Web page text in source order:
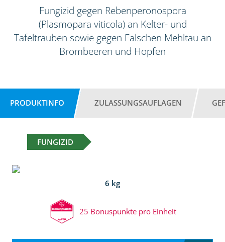
Fungizid gegen Rebenperonospora
(Plasmopara viticola) an Kelter- und
Tafeltrauben sowie gegen Falschen Mehltau an
Brombeeren und Hopfen
PRODUKTINFO ZULASSUNGSAUFLAGEN
FUNGIZID
6 kg
25 Bonuspunkte pro Einheit